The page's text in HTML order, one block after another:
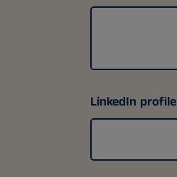
LinkedIn profile